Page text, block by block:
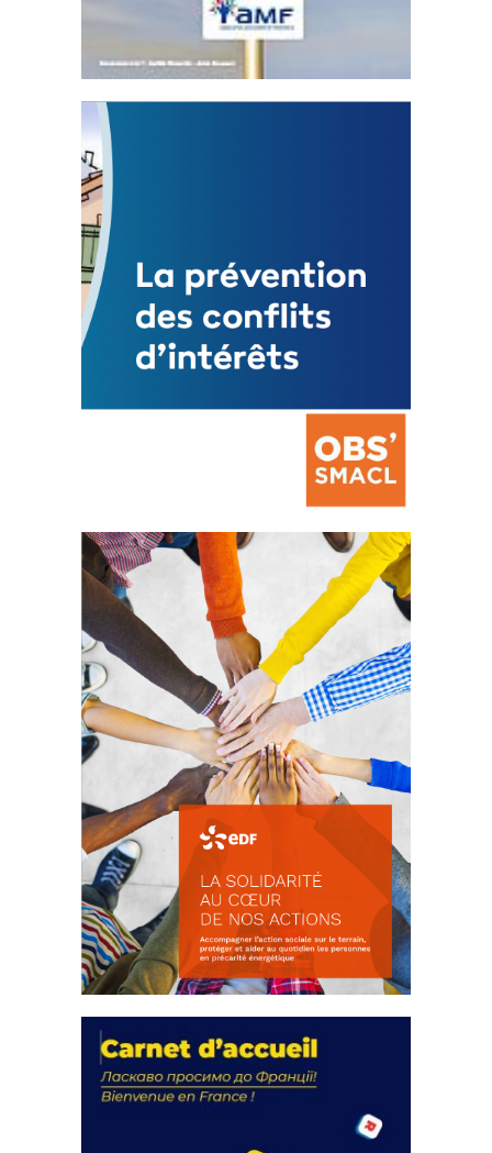
Statut de l’élu local
3 avril 2024
Mise à jour avril 2024
FEUILLETER
La prévention des conflits
d’intérêts
18 septembre 2023
FEUILLETER
actions
18 septembre 2023
FEUILLETER